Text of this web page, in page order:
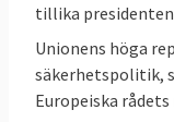
tillika
Unionens höga
säkerhetspolitik,
Europeiska